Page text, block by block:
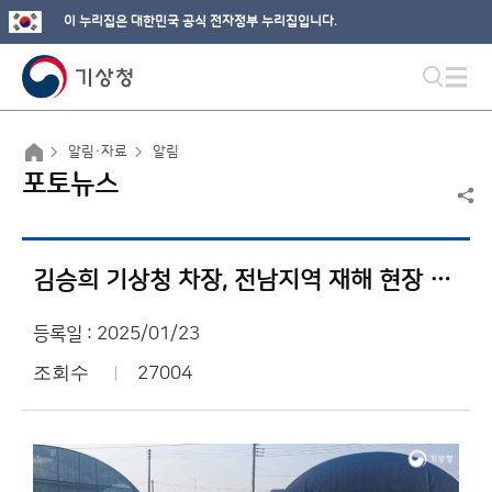
이 누리집은 대한민국 공식 전자정부 누리집입니다.
알림·자료 알림
포토뉴스
김승희 기상청 차장, 전남지역 재해 현장 방문
등록일 : 2025/01/23
조회수 27004